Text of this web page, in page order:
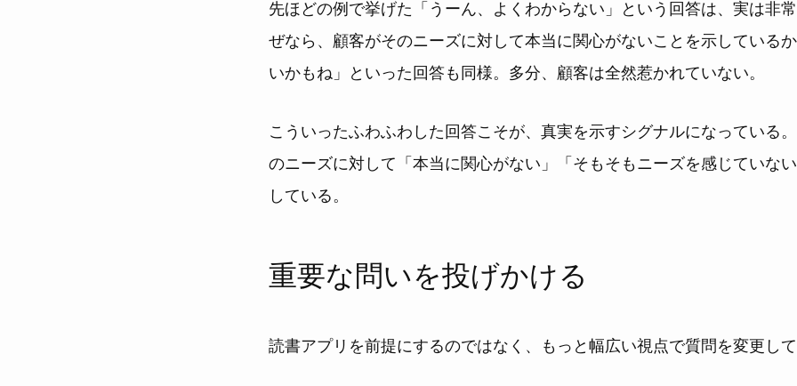
先ほどの例で挙げた「うーん、よくわからない」という回答は、実は非
ぜなら、顧客がそのニーズに対して本当に関心がないことを示している
いかもね」といった回答も同様。多分、顧客は全然惹かれていない。
こういったふわふわした回答こそが、真実を示すシグナルになっている
のニーズに対して「本当に関心がない」「そもそもニーズを感じていな
している。
重要な問いを投げかける
読書アプリを前提にするのではなく、もっと幅広い視点で質問を変更し